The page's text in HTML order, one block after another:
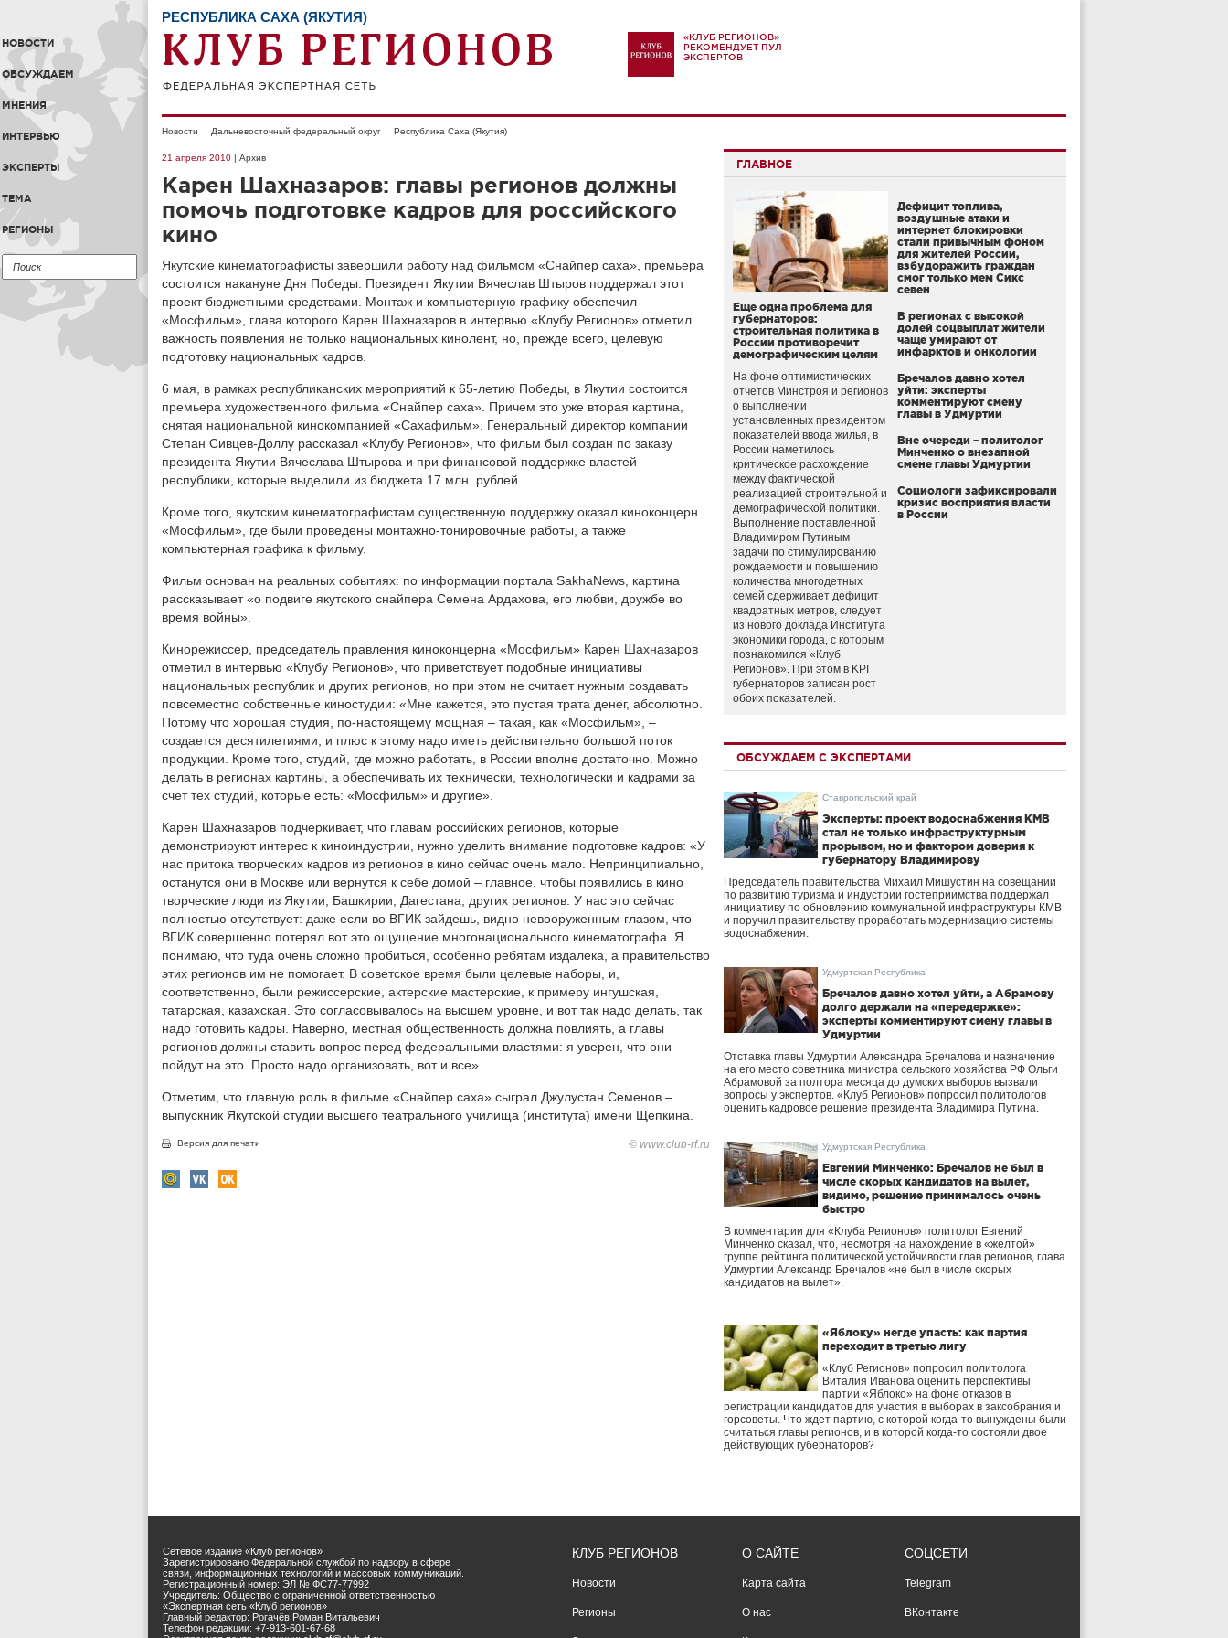
НОВОСТИ
ОБСУЖДАЕМ
МНЕНИЯ
ИНТЕРВЬЮ
ЭКСПЕРТЫ
ТЕМА
РЕГИОНЫ
РЕСПУБЛИКА САХА (ЯКУТИЯ)
«КЛУБ РЕГИОНОВ»
РЕКОМЕНДУЕТ ПУЛ
ЭКСПЕРТОВ
Новости Дальневосточный федеральный округ Республика Саха (Якутия)
21 апреля 2010 | Архив
Карен Шахназаров: главы регионов должны
помочь подготовке кадров для российского
кино
Якутские кинематографисты завершили работу над фильмом «Снайпер саха», премьера
состоится накануне Дня Победы. Президент Якутии Вячеслав Штыров поддержал этот
проект бюджетными средствами. Монтаж и компьютерную графику обеспечил
«Мосфильм», глава которого Карен Шахназаров в интервью «Клубу Регионов» отметил
важность появления не только национальных кинолент, но, прежде всего, целевую
подготовку национальных кадров.
6 мая, в рамках республиканских мероприятий к 65-летию Победы, в Якутии состоится
премьера художественного фильма «Снайпер саха». Причем это уже вторая картина,
снятая национальной кинокомпанией «Сахафильм». Генеральный директор компании
Степан Сивцев-Доллу рассказал «Клубу Регионов», что фильм был создан по заказу
президента Якутии Вячеслава Штырова и при финансовой поддержке властей
республики, которые выделили из бюджета 17 млн. рублей.
Кроме того, якутским кинематографистам существенную поддержку оказал киноконцерн
«Мосфильм», где были проведены монтажно-тонировочные работы, а также
компьютерная графика к фильму.
Фильм основан на реальных событиях: по информации портала SakhaNews, картина
рассказывает «о подвиге якутского снайпера Семена Ардахова, его любви, дружбе во
время войны».
Кинорежиссер, председатель правления киноконцерна «Мосфильм» Карен Шахназаров
отметил в интервью «Клубу Регионов», что приветствует подобные инициативы
национальных республик и других регионов, но при этом не считает нужным создавать
повсеместно собственные киностудии: «Мне кажется, это пустая трата денег, абсолютно.
Потому что хорошая студия, по-настоящему мощная – такая, как «Мосфильм», –
создается десятилетиями, и плюс к этому надо иметь действительно большой поток
продукции. Кроме того, студий, где можно работать, в России вполне достаточно. Можно
делать в регионах картины, а обеспечивать их технически, технологически и кадрами за
счет тех студий, которые есть: «Мосфильм» и другие».
Карен Шахназаров подчеркивает, что главам российских регионов, которые
демонстрируют интерес к киноиндустрии, нужно уделить внимание подготовке кадров: «У
нас притока творческих кадров из регионов в кино сейчас очень мало. Непринципиально,
останутся они в Москве или вернутся к себе домой – главное, чтобы появились в кино
творческие люди из Якутии, Башкирии, Дагестана, других регионов. У нас это сейчас
полностью отсутствует: даже если во ВГИК зайдешь, видно невооруженным глазом, что
ВГИК совершенно потерял вот это ощущение многонационального кинематографа. Я
понимаю, что туда очень сложно пробиться, особенно ребятам издалека, а правительство
этих регионов им не помогает. В советское время были целевые наборы, и,
соответственно, были режиссерские, актерские мастерские, к примеру ингушская,
татарская, казахская. Это согласовывалось на высшем уровне, и вот так надо делать, так
надо готовить кадры. Наверно, местная общественность должна повлиять, а главы
регионов должны ставить вопрос перед федеральными властями: я уверен, что они
пойдут на это. Просто надо организовать, вот и все».
Отметим, что главную роль в фильме «Снайпер саха» сыграл Джулустан Семенов –
выпускник Якутской студии высшего театрального училища (института) имени Щепкина.
Версия для печати © www.club-rf.ru
ГЛАВНОЕ
Еще одна проблема для
губернаторов:
строительная политика в
России противоречит
демографическим целям
На фоне оптимистических
отчетов Минстроя и регионов
о выполнении
установленных президентом
показателей ввода жилья, в
России наметилось
критическое расхождение
между фактической
реализацией строительной и
демографической политики.
Выполнение поставленной
Владимиром Путиным
задачи по стимулированию
рождаемости и повышению
количества многодетных
семей сдерживает дефицит
квадратных метров, следует
из нового доклада Института
экономики города, с которым
познакомился «Клуб
Регионов». При этом в KPI
губернаторов записан рост
обоих показателей.
Дефицит топлива,
воздушные атаки и
интернет блокировки
стали привычным фоном
для жителей России,
взбудоражить граждан
смог только мем Сикс
севен
В регионах с высокой
долей соцвыплат жители
чаще умирают от
инфарктов и онкологии
Бречалов давно хотел
уйти: эксперты
комментируют смену
главы в Удмуртии
Вне очереди – политолог
Минченко о внезапной
смене главы Удмуртии
Социологи зафиксировали
кризис восприятия власти
в России
ОБСУЖДАЕМ С ЭКСПЕРТАМИ
Ставропольский край
Эксперты: проект водоснабжения КМВ
стал не только инфраструктурным
прорывом, но и фактором доверия к
губернатору Владимирову
Председатель правительства Михаил Мишустин на совещании
по развитию туризма и индустрии гостеприимства поддержал
инициативу по обновлению коммунальной инфраструктуры КМВ
и поручил правительству проработать модернизацию системы
водоснабжения.
Удмуртская Республика
Бречалов давно хотел уйти, а Абрамову
долго держали на «передержке»:
эксперты комментируют смену главы в
Удмуртии
Отставка главы Удмуртии Александра Бречалова и назначение
на его место советника министра сельского хозяйства РФ Ольги
Абрамовой за полтора месяца до думских выборов вызвали
вопросы у экспертов. «Клуб Регионов» попросил политологов
оценить кадровое решение президента Владимира Путина.
Удмуртская Республика
Евгений Минченко: Бречалов не был в
числе скорых кандидатов на вылет,
видимо, решение принималось очень
быстро
В комментарии для «Клуба Регионов» политолог Евгений
Минченко сказал, что, несмотря на нахождение в «желтой»
группе рейтинга политической устойчивости глав регионов, глава
Удмуртии Александр Бречалов «не был в числе скорых
кандидатов на вылет».
«Яблоку» негде упасть: как партия
переходит в третью лигу
«Клуб Регионов» попросил политолога
Виталия Иванова оценить перспективы
партии «Яблоко» на фоне отказов в
регистрации кандидатов для участия в выборах в заксобрания и
горсоветы. Что ждет партию, с которой когда-то вынуждены были
считаться главы регионов, и в которой когда-то состояли двое
действующих губернаторов?
Сетевое издание «Клуб регионов»
Зарегистрировано Федеральной службой по надзору в сфере
связи, информационных технологий и массовых коммуникаций.
Регистрационный номер: ЭЛ № ФС77-77992
Учредитель: Общество с ограниченной ответственностью
«Экспертная сеть «Клуб регионов»
Главный редактор: Рогачёв Роман Витальевич
Телефон редакции: +7-913-601-67-68
КЛУБ РЕГИОНОВ
Новости
Регионы
О САЙТЕ
Карта сайта
О нас
СОЦСЕТИ
Telegram
ВКонтакте